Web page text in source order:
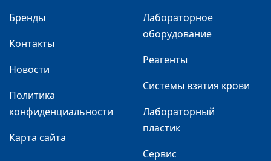
Бренды
Контакты
Новости
Политика
конфиденциальности
Карта сайта
Лабораторное
оборудование
Реагенты
Системы взятия крови
Лабораторный
пластик
Сервис